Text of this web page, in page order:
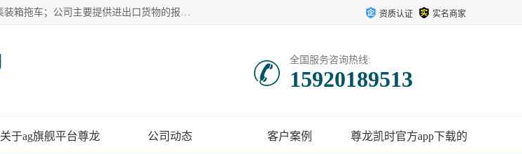
广州市盈亿物流有限公司主要从事：南沙港集装箱拖车、蛇口港集装箱拖车、盐田港集装箱拖车；公司主要提供进出口货物的报关报检、集装箱拖车、特种柜拖车、散货车、仓储搬运、装拆箱配送等港口物流服务。服务区域涵盖全国，起运港口：黄埔港、南沙港、盐田港、蛇口港等码头以及广州白云机场和火车站如南沙港火车站、 大朗、增城西、石龙等货运站。 资质认证 实名商家
全国服务咨询热线:
15920189513
关于ag旗舰平台尊龙 公司动态 客户案例 尊龙凯时官方app下载的